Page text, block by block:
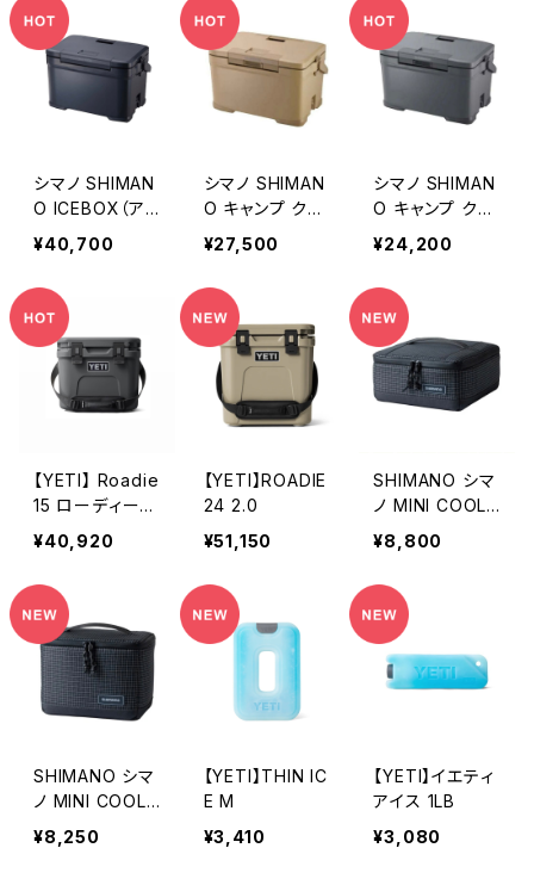
1） NX-030V
シマノ SHIMAN
O ICEBOX（ア
イスボックス） E
Lシリーズ 3面真
空パネル＋発砲
ウレタン NX-23
0V 01 チャコー
ル 30L/6.1kg
[アウトドア クー
ラーボックス]
¥40,700
シマノ SHIMAN
O キャンプ クー
ラーボックス N
X-330VSﾍﾞｰｼﾞ
ｭ01
¥27,500
シマノ SHIMAN
O キャンプ クー
ラーボックス N
X-430VMｸﾞﾚｰ
01
¥24,200
【YETI】 Roadie
15 ローディー15
ハードクーラー
¥40,920
【YETI】ROADIE
24 2.0
¥51,150
SHIMANO シマ
ノ MINI COOLE
R BAG PRO L
¥8,800
SHIMANO シマ
ノ MINI COOLE
R BAG PRO M
¥8,250
【YETI】THIN IC
E M
¥3,410
【YETI】イエティ
アイス 1LB
¥3,080